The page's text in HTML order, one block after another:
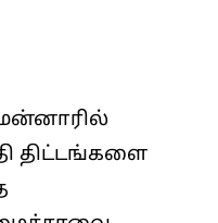
திட்டங்களை